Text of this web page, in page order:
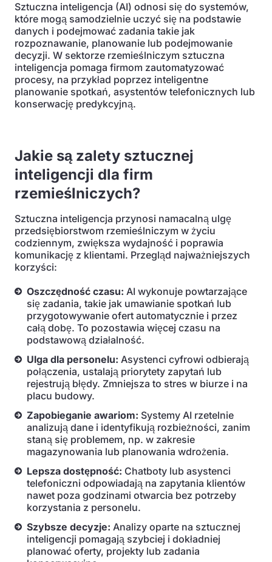
Sztuczna inteligencja (AI) odnosi się do systemów,
które mogą samodzielnie uczyć się na podstawie
danych i podejmować zadania takie jak
rozpoznawanie, planowanie lub podejmowanie
decyzji. W sektorze rzemieślniczym sztuczna
inteligencja pomaga firmom zautomatyzować
procesy, na przykład poprzez inteligentne
planowanie spotkań, asystentów telefonicznych lub
konserwację predykcyjną.
Jakie są zalety sztucznej
inteligencji dla firm
rzemieślniczych?
Sztuczna inteligencja przynosi namacalną ulgę
przedsiębiorstwom rzemieślniczym w życiu
codziennym, zwiększa wydajność i poprawia
komunikację z klientami. Przegląd najważniejszych
korzyści:
Oszczędność czasu: AI wykonuje powtarzające
się zadania, takie jak umawianie spotkań lub
przygotowywanie ofert automatycznie i przez
całą dobę. To pozostawia więcej czasu na
podstawową działalność.
Ulga dla personelu: Asystenci cyfrowi odbierają
połączenia, ustalają priorytety zapytań lub
rejestrują błędy. Zmniejsza to stres w biurze i na
placu budowy.
Zapobieganie awariom: Systemy AI rzetelnie
analizują dane i identyfikują rozbieżności, zanim
staną się problemem, np. w zakresie
magazynowania lub planowania wdrożenia.
Lepsza dostępność: Chatboty lub asystenci
telefoniczni odpowiadają na zapytania klientów
nawet poza godzinami otwarcia bez potrzeby
korzystania z personelu.
Szybsze decyzje: Analizy oparte na sztucznej
inteligencji pomagają szybciej i dokładniej
planować oferty, projekty lub zadania